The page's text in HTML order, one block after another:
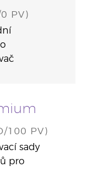
PV)
100 PV)
sady
pro